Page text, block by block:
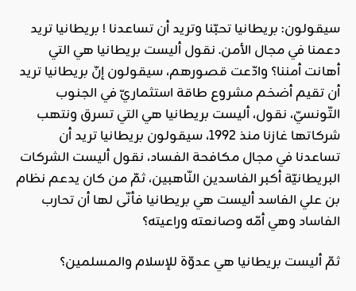
سيقولون: بريطانيا تحبّنا وتريد أن تساعدنا ! بريطانيا تريد
دعمنا في مجال الأمن. نقول أليست بريطانيا هي التي
أهانت أمننا؟ وادّعت قصورهم، سيقولون إنّ بريطانيا تريد
أن تقيم أضخم مشروع طاقة استثماريّ في الجنوب
التّونسيّ، نقول، أليست بريطانيا هي التي تسرق ونتهب
شركاتها غازنا منذ 1992، سيقولون بريطانيا تريد أن
تساعدنا في مجال مكافحة الفساد، نقول أليست الشركات
البريطانيّة أكبر الفاسدين النّاهبين، ثمّ من كان يدعم نظام
بن علي الفاسد أليست هي بريطانيا فأنّى لها أن تحارب
الفاساد وهي أمّه وصانعته وراعيته؟
ثمّ أليست بريطانيا هي عدوّة للإسلام والمسلمين؟